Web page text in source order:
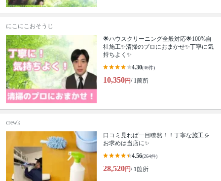
にこにこおそうじ
🌟ハウスクリーニング全般対応🌟100%自
社施工✨清掃のプロにおまかせ✨丁寧に気
持ちよく✨
4.30(46件)
10,350円/ 1箇所
crewk
口コミ見れば一目瞭然！！丁寧な施工を
お求めは当店に✨
4.56(264件)
28,520円/ 1箇所